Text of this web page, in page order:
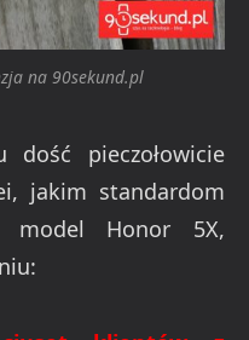
na 90sekund.pl
dość pieczołowicie
jakim standardom
model Honor 5X,